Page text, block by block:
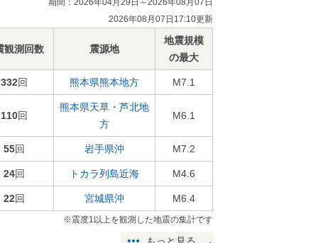
2026年08月07日17:10更新
観測回数 震源地
地震規模
の最大
332回 熊本県熊本地方 M7.1
110回
熊本県天草・芦北地
方
M6.1
55回 岩手県沖 M7.2
24回 トカラ列島近海 M4.6
22回 宮城県沖 M6.4
※震度1以上を観測した地震の集計です
もっと見る